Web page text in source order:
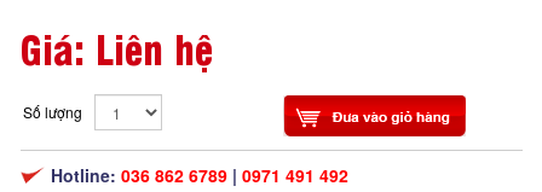
Giá: Liên hệ
Số lượng
Hotline: 036 862 6789 | 0971 491 492